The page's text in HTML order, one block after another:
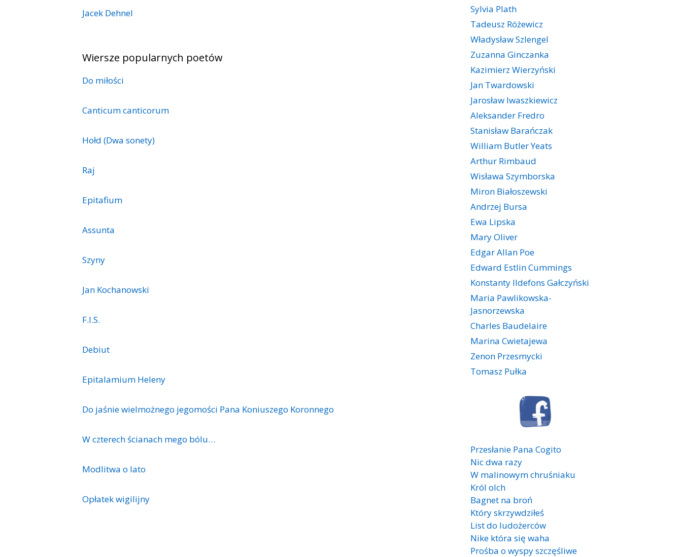
Jacek Dehnel
Wiersze popularnych poetów
Do miłości
Canticum canticorum
Hołd (Dwa sonety)
Raj
Epitafium
Assunta
Szyny
Jan Kochanowski
F.I.S.
Debiut
Epitalamium Heleny
Do jaśnie wielmożnego jegomości Pana Koniuszego Koronnego
W czterech ścianach mego bólu…
Modlitwa o lato
Opłatek wigilijny
Sylvia Plath
Tadeusz Różewicz
Władysław Szlengel
Zuzanna Ginczanka
Kazimierz Wierzyński
Jan Twardowski
Jarosław Iwaszkiewicz
Aleksander Fredro
Stanisław Barańczak
William Butler Yeats
Arthur Rimbaud
Wisława Szymborska
Miron Białoszewski
Andrzej Bursa
Ewa Lipska
Mary Oliver
Edgar Allan Poe
Edward Estlin Cummings
Konstanty Ildefons Gałczyński
Maria Pawlikowska-
Jasnorzewska
Charles Baudelaire
Marina Cwietajewa
Zenon Przesmycki
Tomasz Pułka
Przesłanie Pana Cogito
Nic dwa razy
W malinowym chruśniaku
Król olch
Bagnet na broń
Który skrzywdziłeś
List do ludożerców
Nike która się waha
Prośba o wyspy szczęśliwe